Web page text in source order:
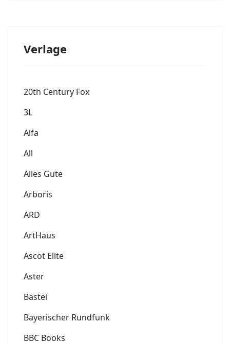
Verlage
20th Century Fox
3L
Alfa
All
Alles Gute
Arboris
ARD
ArtHaus
Ascot Elite
Aster
Bastei
Bayerischer Rundfunk
BBC Books